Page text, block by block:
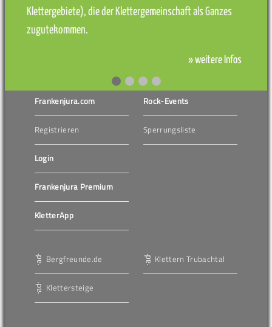
Klettergebiete), die der Klettergemeinschaft als Ganzes
zugutekommen.
» weitere Infos
Frankenjura.com
Registrieren
Login
Frankenjura Premium
KletterApp
Rock-Events
Sperrungsliste
Bergfreunde.de
Klettersteige
Klettern Trubachtal